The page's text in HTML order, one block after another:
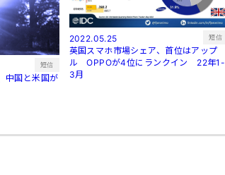
短信
中国と米国が
2022.05.25 短信
英国スマホ市場シェア、首位はアップ
ル OPPOが4位にランクイン 22年1-
3月